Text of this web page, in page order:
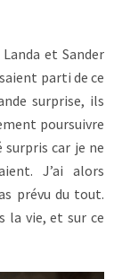
et Sander
parti de ce
surprise, ils
poursuivre
surpris car je ne
J’ai alors
prévu du tout.
la vie, et sur ce